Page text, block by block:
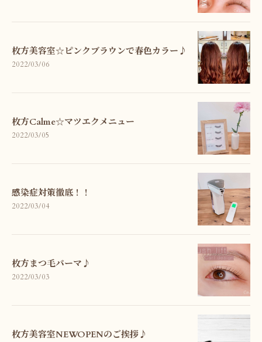
枚方美容室☆ピンクブラウンで春色カラー♪
2022/03/06
枚方Calme☆マツエクメニュー
2022/03/05
感染症対策徹底！！
2022/03/04
枚方まつ毛パーマ♪
2022/03/03
枚方美容室NEWOPENのご挨拶♪